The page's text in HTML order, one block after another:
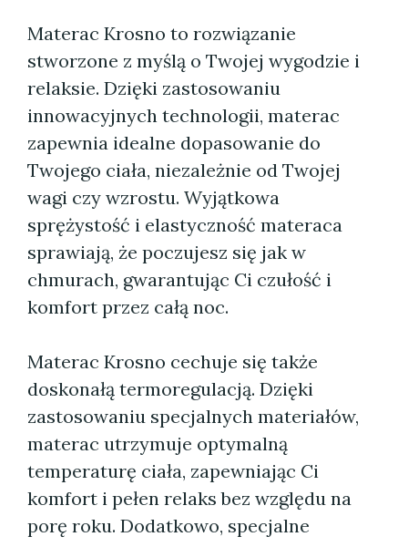
Materac Krosno to rozwiązanie
stworzone z myślą o Twojej wygodzie i
relaksie. Dzięki zastosowaniu
innowacyjnych technologii, materac
zapewnia idealne dopasowanie do
Twojego ciała, niezależnie od Twojej
wagi czy wzrostu. Wyjątkowa
sprężystość i elastyczność materaca
sprawiają, że poczujesz się jak w
chmurach, gwarantując Ci czułość i
komfort przez całą noc.
Materac Krosno cechuje się także
doskonałą termoregulacją. Dzięki
zastosowaniu specjalnych materiałów,
materac utrzymuje optymalną
temperaturę ciała, zapewniając Ci
komfort i pełen relaks bez względu na
porę roku. Dodatkowo, specjalne